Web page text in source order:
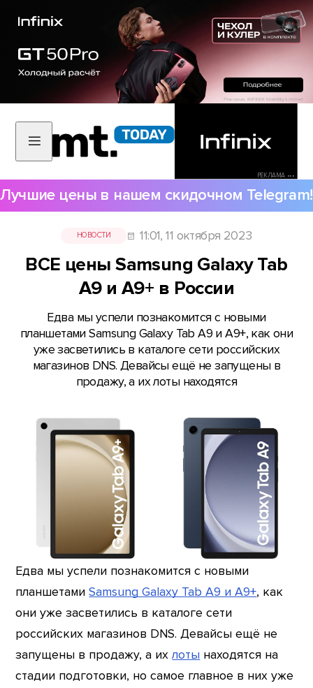
РЕКЛАМА •••
Лучшие цены в нашем скидочном Telegram!
НОВОСТИ 11:01, 11 октября 2023
ВСЕ цены Samsung Galaxy Tab
A9 и A9+ в России
Едва мы успели познакомится с новыми
планшетами Samsung Galaxy Tab A9 и A9+, как они
уже засветились в каталоге сети российских
магазинов DNS. Девайсы ещё не запущены в
продажу, а их лоты находятся
Едва мы успели познакомится с новыми
планшетамиSamsung Galaxy Tab A9 и A9+, как
они уже засветились в каталоге сети
российских магазинов DNS. Девайсы ещё не
запущены в продажу, а ихлоты находятся на
стадии подготовки, но самое главное в них уже